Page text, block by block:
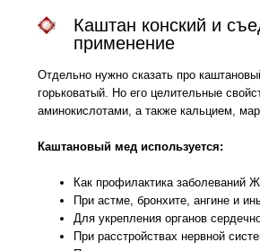
Каштан конский и
применение
Отдельно нужно сказать про
горьковатый. Но его целительные
аминокислотами, а также кальцием,
Каштановый мед используется:
Как профилактика заболеваний
При астме, бронхите, ангине и
Для укрепления органов
При расстройствах нервной